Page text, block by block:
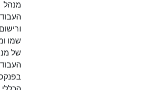
מנהל
העבודה
ורישום
שמו ומענו
של מנהל
העבודה
בפנקס